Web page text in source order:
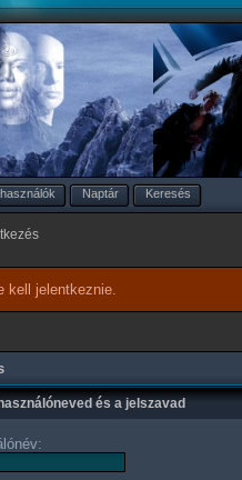
Naptár Keresés
kell jelentkeznie.
és a jelszavad